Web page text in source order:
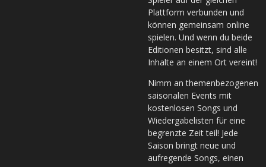
Plattform verbunden und
können gemeinsam online
spielen. Und wenn du beide
Editionen besitzt, sind alle
Inhalte an einem Ort vereint!
Nimm an themenbezogenen
saisonalen Events mit
kostenlosen Songs und
Wiedergabelisten für eine
begrenzte Zeit teil! Jede
Saison bringt neue und
aufregende Songs, einen